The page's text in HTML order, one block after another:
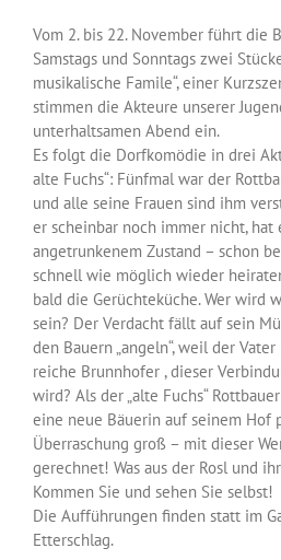
Vom 2. bis 22. November führt die
Samstags und Sonntags zwei
musikalische Famile“, einer
stimmen die Akteure unserer
unterhaltsamen Abend ein.
Es folgt die Dorfkomödie in drei
alte Fuchs“: Fünfmal war der
und alle seine Frauen sind ihm
er scheinbar noch immer nicht,
angetrunkenem Zustand – schon
schnell wie möglich wieder
bald die Gerüchteküche. Wer wird
sein? Der Verdacht fällt auf sein
den Bauern „angeln“, weil der
reiche Brunnhofer , dieser
wird? Als der „alte Fuchs“
eine neue Bäuerin auf seinem Hof
Überraschung groß – mit dieser
gerechnet! Was aus der Rosl und
Kommen Sie und sehen Sie selbst!
Die Aufführungen finden statt im
Etterschlag.